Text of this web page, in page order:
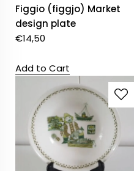
Figgio (figgjo) Market
design plate
€14,50
Add to Cart